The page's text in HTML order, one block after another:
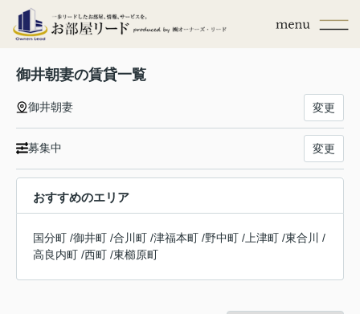
御井朝妻の賃貸一覧
御井朝妻 変更
募集中 変更
おすすめのエリア
国分町 /御井町 /合川町 /津福本町 /野中町 / 上津町 /東合川
/
高良内町 /西町 /東櫛原町